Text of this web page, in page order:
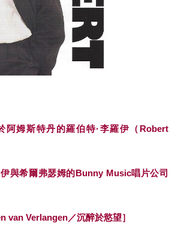
阿姆斯特丹的羅伯特·李羅伊（ Robert
與希爾弗瑟姆的Bunny Music唱片公司
van Verlangen／沉醉於慾望］